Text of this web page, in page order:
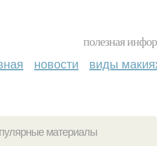
полезная
новости виды
материалы